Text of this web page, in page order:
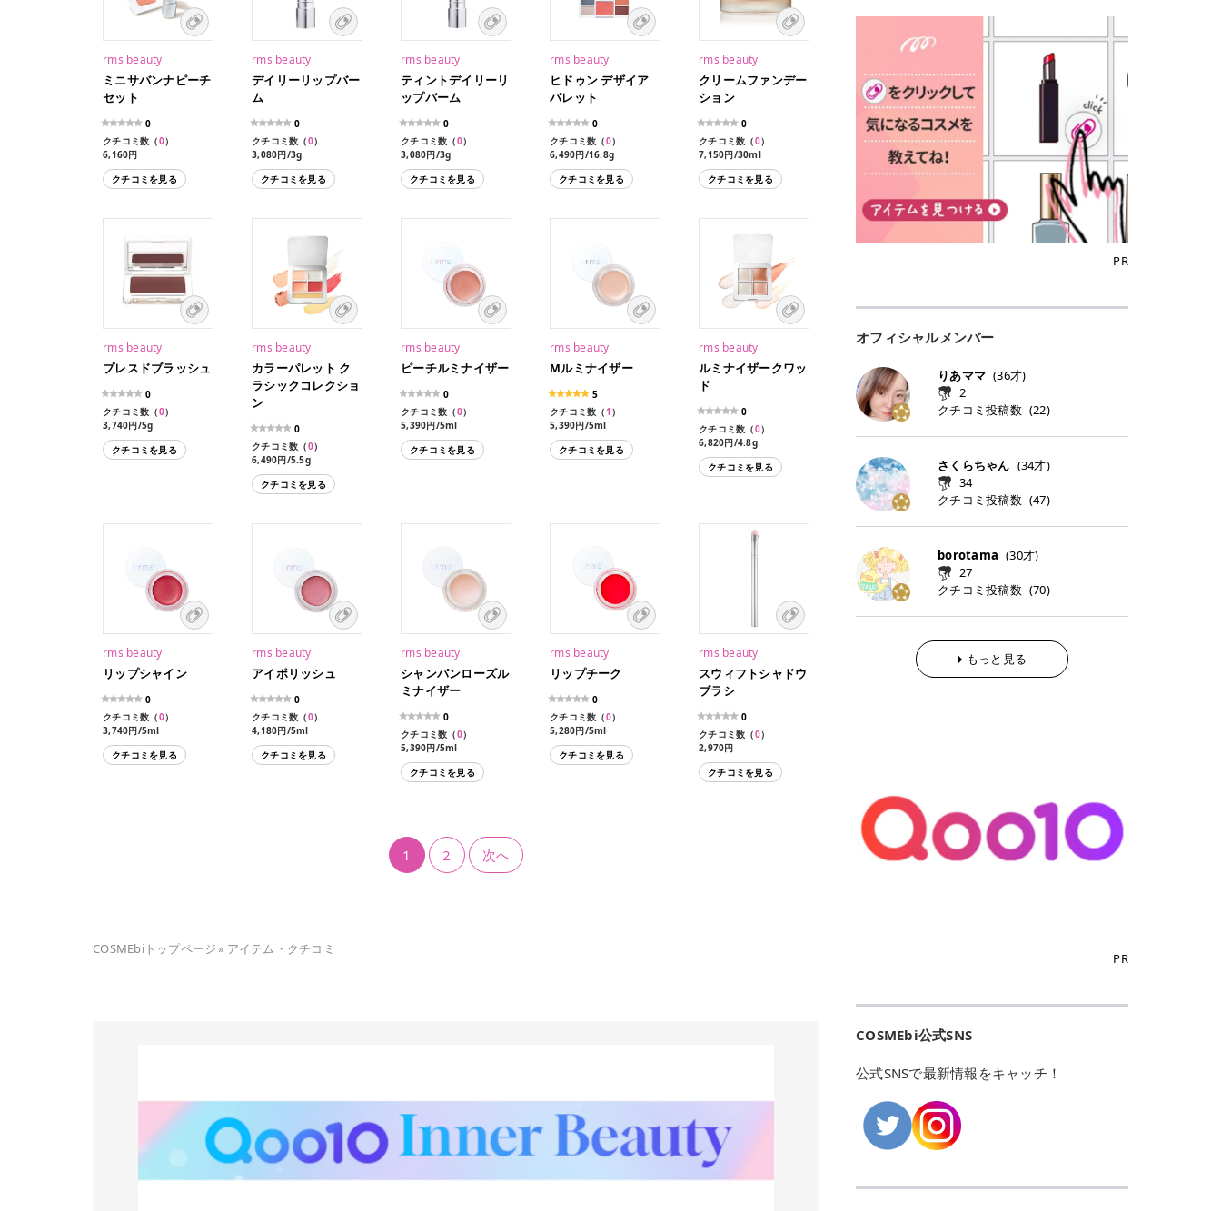
rms beauty
ミニサバンナピーチ
セット
0
クチコミ数（0）
6,160円
クチコミを見る
rms beauty
デイリーリップバー
ム
0
クチコミ数（0）
3,080円/3g
クチコミを見る
rms beauty
ティントデイリーリ
ップバーム
0
クチコミ数（0）
3,080円/3g
クチコミを見る
rms beauty
ヒドゥン デザイア
パレット
0
クチコミ数（0）
6,490円/16.8g
クチコミを見る
rms beauty
クリームファンデー
ション
0
クチコミ数（0）
7,150円/30ml
クチコミを見る
rms beauty
プレスドブラッシュ
0
クチコミ数（0）
3,740円/5g
クチコミを見る
rms beauty
カラーパレット ク
ラシックコレクショ
ン
0
クチコミ数（0）
6,490円/5.5g
クチコミを見る
rms beauty
ピーチルミナイザー
0
クチコミ数（0）
5,390円/5ml
クチコミを見る
rms beauty
Mルミナイザー
5
クチコミ数（1 ）
5,390円/5ml
クチコミを見る
rms beauty
ルミナイザークワッ
ド
0
クチコミ数（0）
6,820円/4.8g
クチコミを見る
rms beauty
リップシャイン
0
クチコミ数（0）
3,740円/5ml
クチコミを見る
rms beauty
アイポリッシュ
0
クチコミ数（0）
4,180円/5ml
クチコミを見る
rms beauty
シャンパンローズル
ミナイザー
0
クチコミ数（0）
5,390円/5ml
クチコミを見る
rms beauty
リップチーク
0
クチコミ数（0）
5,280円/5ml
クチコミを見る
rms beauty
スウィフトシャドウ
ブラシ
0
クチコミ数（0）
2,970円
クチコミを見る
1 2 次へ
COSMEbiトップページ» アイテム・クチコミ
アとしても活用できます。 トナーパ
ッドの選び方 トナーパッドは、配合
成分やパッドの素材によって特徴が
異なります。 自分の肌悩みや理想の
仕上がりに合わせて選ぶことで、毎
日のスキンケアに取り入れやすくな
ります。 肌悩みに合わせて選ぶ パ
ッドの素材で選ぶ トナーパッドの使
い方 洗顔後すぐの清潔な肌に使用し
ます。 STEP1 エンボス面（凹凸
面）で顔全体をやさしく拭き取りま
す。 特に小鼻・あご・額など皮脂や
古い角質が気になる部分は丁寧にな
じませましょう。 STEP2 パッドを
裏返し、フラット面で顔全体をやさ
しく押さえながら化粧水をなじませ
キンケアを行います。 乾燥が気にな
パックとして使用するのもおすすめ
こからは、保湿ケアや肌荒れケア、
毛穴ケアなど目的別におすすめのト
ナーパッドをご紹介します。 毎日使
ャルケアにぴったりなトナーパッド
まで厳選しました。 1. MEDICUBE
PDRNピンクコラーゲンゲルトナー
パッド 「うるおいとハリ感をサポー
トし、なめらかな肌へ導く高密着ゲ
ルパッド」 PDRNやコラーゲン成分
る肌をしっとり整えるゲルタイプの
トナーパッド。密着力が高く、スキ
ンケアの土台ケアとして取り入れや
見るQoo10での購入はこちら 2. BIO
DANCE コラーゲンゲルトナーパッ
ド 「うるおいを与えながら肌をやわ
らかく整える保湿ケアパッド」 ゲル
「ゆらぎやすい肌をすこやかに整え
るカーミングケアパッド」 ツボクサ
エキス（保湿成分）配合で、肌荒れ
や赤みが気になる肌をやさしく整え
テンを含むにんじん由来成分で、乾
るQoo10での購入はこちら 5. ANU
グパッド 「うるおいを与えながら肌
のキメを整えるバランスケアパッ
で、肌にうるおいを与えながらキメ
を整え、すこやかな肌状態へ導くデ
イリーケアアイテムです。 *1 チャ
MEDIHEAL PDRNリフティングパッ
するまでの期間や必要な施術回数が
大きな違いとして挙げられます！ 医
療脱毛は、医療機関（クリニックや
皮膚科など）だけで扱える高出力の
レーザーを使って、発毛組織にアプ
ローチする施術といわれています。
そのため、少ない回数で永久脱毛
（※）を目指すことができます。
（※永久脱毛とは一生毛が1本も生
えてこないという意味ではなく、ア
メリカの基準に基づき「長期間にわ
たって毛量が明らかに減少している
状態が維持されること」を指しま
のがメリットですが、毛根を破壊す
ます。 なお、医療脱毛は保険がきか
ない自由診療なので、クリニックに
います。だからこそ、しっかり比較
して選ぶことが大切なのです。 医療
脱毛の「熱破壊式」と「蓄熱式」と
式」の2種類があり、それぞれ得意
な毛質が違います。 * 熱破壊式 高
出力のレーザーをバチッ！と当て
て、毛根の発毛組織に向けてレーザ
ーを照射します。ワキやVIOのよう
す！その分、輪ゴムで弾かれたよう
な強い痛みを感じやすい傾向があり
ます。 * 蓄熱式 低出力のレーザー
わじわ熱を伝える方式です。急激な
熱さを感じにくく、痛みや肌への負
担を抑えやすいのが嬉しいポイン
こからは、東京で人気のフレイアク
リニック・レジーナクリニック・エ
ミナルクリニック・リゼクリニック
の4院について、おすすめのポイン
ンケート 対象期間：2024/12/11～2
谷、銀座など7院があり、どこも駅
21時まで開いているので、お仕事や
です。 ♡クイックプラン 時間をか
けてしっかり脱毛。割引制度や保証
サービスは充実！ 全身＋VIO 52,80
0円(税込) 5回コース 所要時間が60
分で完了 全身＋VIO＋顔 94,600円
(税込) 5回コース 36箇所の脱毛が可
すい ラシャ メディオスターNeXT P
RO ジェントルYAGプロ 公式サイト
> ※医療脱毛は自由診療です。治療
には赤み、痒み、火傷、毛嚢炎、一
時的な硬毛化などのリスクが伴いま
す。 目次▼ 1. エミナルクリニック
の魅力とは？選ばれる3つの特徴 ・
最短6か月からの脱毛プランが選べ
る！ ・全国60院以上＆21時まで営
業！ ・痛みに配慮した医療脱毛器の
導入と肌トラブル対応 2. エミナル
クリニックの口コミ・評判 3. エミ
ナルクリニックの全身脱毛料金プラ
・追加費用がかからないシステム ・
リニックのお得な割引・キャンペー
で割引 ・ペア限定プラン｜家族や友
人と一緒にスタートできる ・他社か
らの「のりかえ」や「お友だち紹
介」も！ 6. 予約から脱毛施術まで
のステップ ・無料カウンセリングの
ち物 ・医師の問診とプラン提案 ・
施術当日の流れと次回予約の取り方
7. 店舗一覧と美容医療メニュー ・
の店舗一覧 ・脱毛だけじゃない！美
容医療メニュー 8. まとめ ｜エミナ
ルクリニックの魅力とは？選ばれる
3つの特徴 ※1 開業2019年3月20日
～2026年6月30日時点(医療脱毛、
ハイフ、ダーマペン、美容点滴、医
りたいけど、痛いのはイヤだし、通
う時間もない…」医療脱毛にそんな
ハードルを感じていませんか？エミ
カリしたくありませんよね。エミナ
ルクリニックなら、最短1ヶ月ペー
スで通えるため、最短6ヶ月の全身
脱毛プランを選ぶことができます！
ルは強い味方。北海道から沖縄まで
こも駅チカの好立地なんです。しか
い毎日でも無理なく予定に組み込め
なります）。 そして嬉しいのが、施
術室がカーテン仕切りではなくドア
付きの完全個室になっていること！
女性専用のプライベート空間なの
して施術を受けられます。 痛みに配
ような血色感を演出するヌーディー
ピンク。 黄みと青みのバランスが良
く、自然になじむコーラル系カラー
です。 自然な血色感をプラスしてく
れるので、ナチュラルメイクとの相
性抜群。 可愛らしく、多幸感のある
印象に仕上がります。 ワインベリー
｜気品をまとうローズレッド 深みの
ある青みレッド。 大人っぽく華やか
な印象を与えるベリーカラーです。
ひと塗りで顔全体が華やかになり、
リップを主役にしたメイクが完成。
クールで上品な雰囲気を演出できま
ニュートラルな発色で、肌色を選び
落ち着いた印象に仕上がり、オン・
いめメイクにもカジュアルメイクに
もマッチします。 ラズベリーケーキ
｜甘く可愛いモーヴピンク 鮮やかな
青みを感じるラズベリーピンク。 フ
ェミニンな雰囲気を演出できる可愛
てながら、甘さのある印象に。 韓国
メイクやピンクメイクとも相性抜群
です。 フルーツオレ｜ピュア感あふ
くふんわり発色し、粘膜リップのよ
うな仕上がりになります。 柔らかく
可愛らしい印象になり、毎日使いた
くなるナチュラルカラー。 スクール
メイクやオフィスメイクにもおすす
ン｜上品なピンクベージュ 黄みを抑
えたクリーミーなピンクベージュ。
ほんのり青みを感じる絶妙なカラー
ント おすすめパーソナルカラー 02
モモ イエベ春・ブルベ夏 03 ワイン
ベリー ブルベ冬 05 フィグピューレ
ブルベ夏・イエベ春 06 ラズベリー
チュラルメイクなら「02 モモ」 自
トロベリーボンボン」 上品で落ち着
やすい万能カラーなら「05 フィグ
気カラーです。 韓国メイク・透明感
青みピンクが透明感を引き立てま
す。 イエベ春なら「07 フルーツオ
レ」 やわらかく可愛らしい印象に仕
ント処方のため、塗布後は色が定着
ーグロスが広がり、ふっくらボリュ
フティングしたような、新しいリッ
プティンググロス💄 実際に使用した
方のクチコミ > 5 > プルプル > 唇に
塗るPDRNグロス > > AMUSE ジェ
ルフィットグロス > > ぷっくりツヤ
ツヤだけどベタっとした感じはなく
て使いやすいですね。プランピング
効果で少しスーッとします。ここは
好き嫌いがあるかもしれませんが慣
チップは片面がツルツル、片面がモ
ケモケになってます。 > > 桜グロス
【日本限定色】：上品なピンクベー
も上品で使いやすい色ですね。すも
いるので華やかそうに見えるけど、
> > スキンケア成分が配合されてい
て保湿もしっかりしてくれます。最
近、乾燥していた唇がプルンと見え
アイテム詳細を見るQoo10でのご購
柳屋（ヤナギヤ）「柳屋 あんず
油」 👑「柳屋 あんず油」の特徴 1
00％植物由来の「柳屋 あんず油」
だけでなく、ボディケア・ネイルケ
アなど幅広く保湿ケア。 実際に使用
した方のクチコミ > 5 > 1本あると
> ──────────── > > 100%植
でいてパサついているので > オイル
は必需品です > > 少しとろみがある
> あんずのほのかに甘い香りがしま
すが > 強くないのでいつでも使える
印象です > > 1本持っていると髪だ
けではなくボディやネイルケアにも
ある目もとをかなえる、フォルム整
ばゆく発色し、光の効果で目もとが
使用した方のクチコミ > 5 > 鮮やか
る目もとを作れるアイシャドウ♡ >
パウダータイプなのに粉っぽさがな
くぴたっと密着♡発色が良くて煌め
体感を出せます✨ > > カラーの名前
も、＠cosmeも、いつものコスメ購
入を“ちょっとお得”に変えられるの
が、トラミーリワードです✨ 今回
は、トラミーリワードの特徴や活用
方法、美容好きさんにおすすめな理
由を詳しくご紹介します！ トラミー
リワードとは？ 「トラミーリワー
ド」は、東証グロース上場企業であ
る株式会社アイズが運営する、安
心・安全なポイントサイト機能で
す。 トラミーリワードは、トラミー
会員向けのポイントサービスです。
対象ショップやサービスを利用する
ことでポイントを獲得でき、貯まっ
たポイントはAmazonギフト券やド
ットマネーなどに交換できます。 普
イ活初心者でも始めやすいのが魅力
段よく使っているコスメ通販サイト
けでポイントが貯まるのが大きな魅
力です✨ 例えば、、、 ・メガ割の
タイミングで利用することが多いQ
＠cosme ・韓国コスメをチェック
する際によく見るOLIVE YOUNG GL
OBAL など、すでに使い慣れている
サイトが対象になっている場合も多
く、お買い物の内容や流れを変える
必要はありません。 「どうせ買う予
ドを経由するだけで、ポイントも一
緒に受け取れる、そんな手軽さがあ
ります✨ またトラミーリワードに
・1ポイント＝1円でわかりやすい
・選べるe-GIFT・Amazonギフト
券・ドットマネーなどに交換できる
・トラミー会員なら無料で利用でき
ビッグセール「メガ割」では、20%
OFFクーポンなどを使って、SNSで
バズっている美容液やパック、限定
の豪華キットをどこよりもお得にゲ
は、2,000万件を超える圧倒的なボ
能にあります。 自分の年齢や肌質
（乾燥肌・敏感肌など）、あるいは
に合わせてクチコミを絞り込めるた
め、自分に本当に合うコスメを失敗
せずに見つけられる美容の羅針盤と
スメアワード（ベスコス）」は、日
PR
オフィシャルメンバー
りあママ (36才)
2
クチコミ投稿数 (22)
さくらちゃん (34才)
34
クチコミ投稿数 (47)
borotama (30才)
27
クチコミ投稿数 (70)
もっと見る
PR
COSMEbi公式SNS
公式SNSで最新情報をキャッチ！